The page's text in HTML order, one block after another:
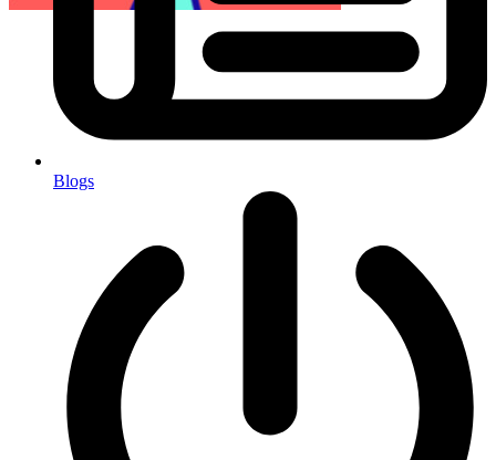
Blogs